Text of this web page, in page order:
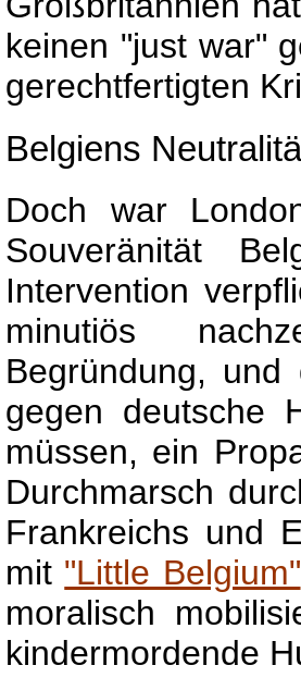
keinen "just war"
gerechtfertigten
Belgiens
Doch war
Souveränität
Intervention
minutiös
Begründung,
gegen deutsche
müssen, ein
Durchmarsch
Frankreichs und
mit "Little Belgium"
moralisch
kindermordende